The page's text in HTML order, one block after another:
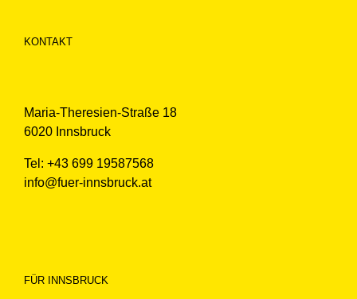
KONTAKT
Maria-Theresien-Straße 18
6020 Innsbruck
Tel: +43 699 19587568
info@fuer-innsbruck.at
FÜR INNSBRUCK